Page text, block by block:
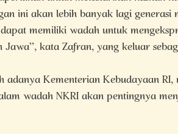
ini akan lebih banyak lagi
memiliki wadah untuk
kata Zafran, yang keluar
adanya Kementerian Kebudayaan
wadah NKRI akan pentingnya